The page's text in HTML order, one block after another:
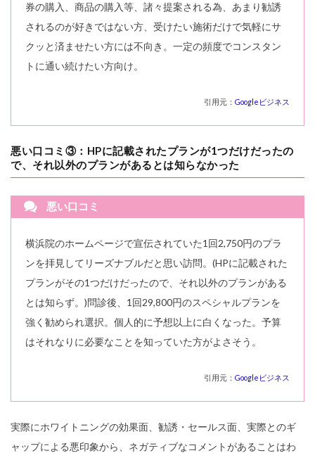
券の購入、商品の購入等、諸々提案される為、あまり勧誘
されるのが好きではない方、受けたい施術だけで気軽にサ
クッと済ませたい方には不向き。一定の頻度でコンスタン
トに通い続けたい方向け。
引用元： Googleビジネス
悪い口コミ③：HPに記載されたプランが1つだけだったの
で、それ以外のプランがあるとは知らなかった
悪い口コミ
横浜院のホームページで宣伝されていた1回2,750円のプラ
ンを拝見してリーズナブルだと思い訪問。(HPに記載された
プランがその1つだけだったので、それ以外のプランがある
とは知らず。)問診後、1回29,800円のスペシャルプランを
強く勧められ選択。個人的に予想以上に白くなった。予算
はそれなりに必要なことを知っていた方がよさそう。
引用元： Googleビジネス
実際にホワイトニングの効果面、勧誘・セールス面、実際とのギ
ャップによる悪印象から、ネガティブなコメントがあることはわ